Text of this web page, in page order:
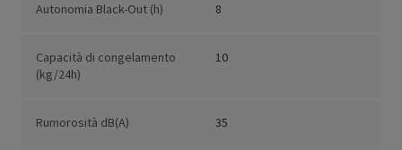
Autonomia Black-Out (h) 8
Capacità di congelamento
(kg/24h)
10
Rumorosità dB(A) 35